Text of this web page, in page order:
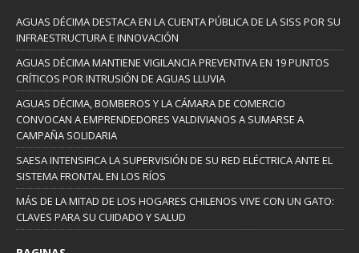
AGUAS DÉCIMA DESTACA EN LA CUENTA PÚBLICA DE LA SISS POR SU
INFRAESTRUCTURA E INNOVACIÓN
AGUAS DÉCIMA MANTIENE VIGILANCIA PREVENTIVA EN 19 PUNTOS
CRÍTICOS POR INTRUSIÓN DE AGUAS LLUVIA
AGUAS DÉCIMA, BOMBEROS Y LA CÁMARA DE COMERCIO
CONVOCAN A EMPRENDEDORES VALDIVIANOS A SUMARSE A
CAMPAÑA SOLIDARIA
SAESA INTENSIFICA LA SUPERVISIÓN DE SU RED ELÉCTRICA ANTE EL
SISTEMA FRONTAL EN LOS RÍOS
MÁS DE LA MITAD DE LOS HOGARES CHILENOS VIVE CON UN GATO:
CLAVES PARA SU CUIDADO Y SALUD